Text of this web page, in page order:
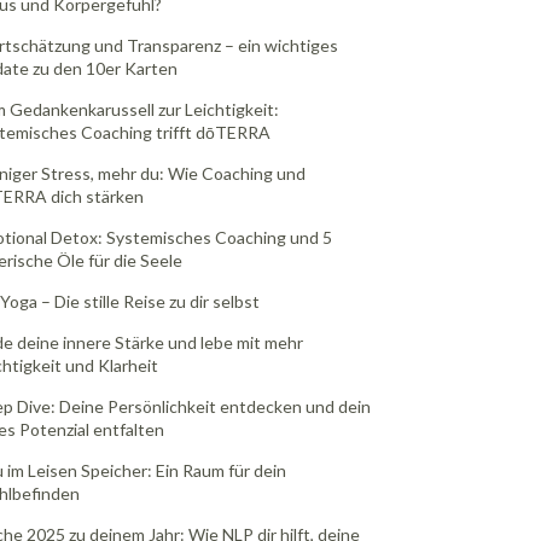
und Transparenz – ein wichtiges
zu den 10er Karten
Gedankenkarussell zur Leichtigkeit:
Coaching trifft dōTERRA
Stress, mehr du: Wie Coaching und
dich stärken
Detox: Systemisches Coaching und 5
Öle für die Seele
– Die stille Reise zu dir selbst
deine innere Stärke und lebe mit mehr
und Klarheit
Dive: Deine Persönlichkeit entdecken und dein
Potenzial entfalten
im Leisen Speicher: Ein Raum für dein
2025 zu deinem Jahr: Wie NLP dir hilft, deine